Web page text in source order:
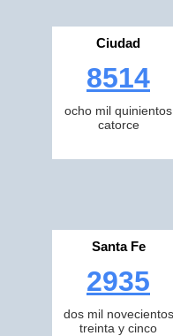
Ciudad
8514
ocho mil quinientos
catorce
Santa Fe
2935
dos mil novecientos
treinta y cinco